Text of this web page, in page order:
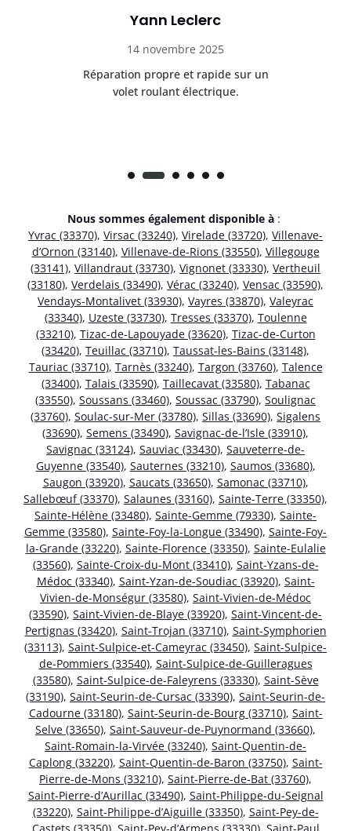
Yann Leclerc
14 novembre 2025
Réparation propre et rapide sur un
volet roulant électrique.
Nous sommes également disponible à :
Yvrac (33370), Virsac (33240), Virelade (33720), Villenave-
d’Ornon (33140), Villenave-de-Rions (33550), Villegouge
(33141), Villandraut (33730), Vignonet (33330), Vertheuil
(33180), Verdelais (33490), Vérac (33240), Vensac (33590),
Vendays-Montalivet (33930), Vayres (33870), Valeyrac
(33340), Uzeste (33730), Tresses (33370), Toulenne
(33210), Tizac-de-Lapouyade (33620), Tizac-de-Curton
(33420), Teuillac (33710), Taussat-les-Bains (33148),
Tauriac (33710), Tarnès (33240), Targon (33760), Talence
(33400), Talais (33590), Taillecavat (33580), Tabanac
(33550), Soussans (33460), Soussac (33790), Soulignac
(33760), Soulac-sur-Mer (33780), Sillas (33690), Sigalens
(33690), Semens (33490), Savignac-de-l’Isle (33910),
Savignac (33124), Sauviac (33430), Sauveterre-de-
Guyenne (33540), Sauternes (33210), Saumos (33680),
Saugon (33920), Saucats (33650), Samonac (33710),
Sallebœuf (33370), Salaunes (33160), Sainte-Terre (33350),
Sainte-Hélène (33480), Sainte-Gemme (79330), Sainte-
Gemme (33580), Sainte-Foy-la-Longue (33490), Sainte-Foy-
la-Grande (33220), Sainte-Florence (33350), Sainte-Eulalie
(33560), Sainte-Croix-du-Mont (33410), Saint-Yzans-de-
Médoc (33340), Saint-Yzan-de-Soudiac (33920), Saint-
Vivien-de-Monségur (33580), Saint-Vivien-de-Médoc
(33590), Saint-Vivien-de-Blaye (33920), Saint-Vincent-de-
Pertignas (33420), Saint-Trojan (33710), Saint-Symphorien
(33113), Saint-Sulpice-et-Cameyrac (33450), Saint-Sulpice-
de-Pommiers (33540), Saint-Sulpice-de-Guilleragues
(33580), Saint-Sulpice-de-Faleyrens (33330), Saint-Sève
(33190), Saint-Seurin-de-Cursac (33390), Saint-Seurin-de-
Cadourne (33180), Saint-Seurin-de-Bourg (33710), Saint-
Selve (33650), Saint-Sauveur-de-Puynormand (33660),
Saint-Romain-la-Virvée (33240), Saint-Quentin-de-
Caplong (33220), Saint-Quentin-de-Baron (33750), Saint-
Pierre-de-Mons (33210), Saint-Pierre-de-Bat (33760),
Saint-Pierre-d’Aurillac (33490), Saint-Philippe-du-Seignal
(33220), Saint-Philippe-d’Aiguille (33350), Saint-Pey-de-